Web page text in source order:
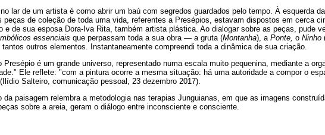
lar de um artista é como abrir um baú com segredos guardados pelo tempo. À esquerda
peças de coleção de toda uma vida, referentes a Presépios, estavam dispostos em cerca
e de sua esposa Dora-Iva Rita, também artista plástica. Ao dialogar sobre as peças, pude
essenciais que perpassam toda a sua obra — a gruta (Montanha), a Ponte, o Ninho
tantos outros elementos. Instantaneamente compreendi toda a dinâmica de sua criação.
Presépio é um grande universo, representado numa escala muito pequenina, mediante a
Ele reflete: "com a pintura ocorre a mesma situação: há uma autoridade a compor o
Salteiro, comunicação pessoal, 23 dezembro 2017).
da paisagem relembra a metodologia nas terapias Junguianas, em que as imagens
sobre a areia, geram o diálogo entre inconsciente e consciente.